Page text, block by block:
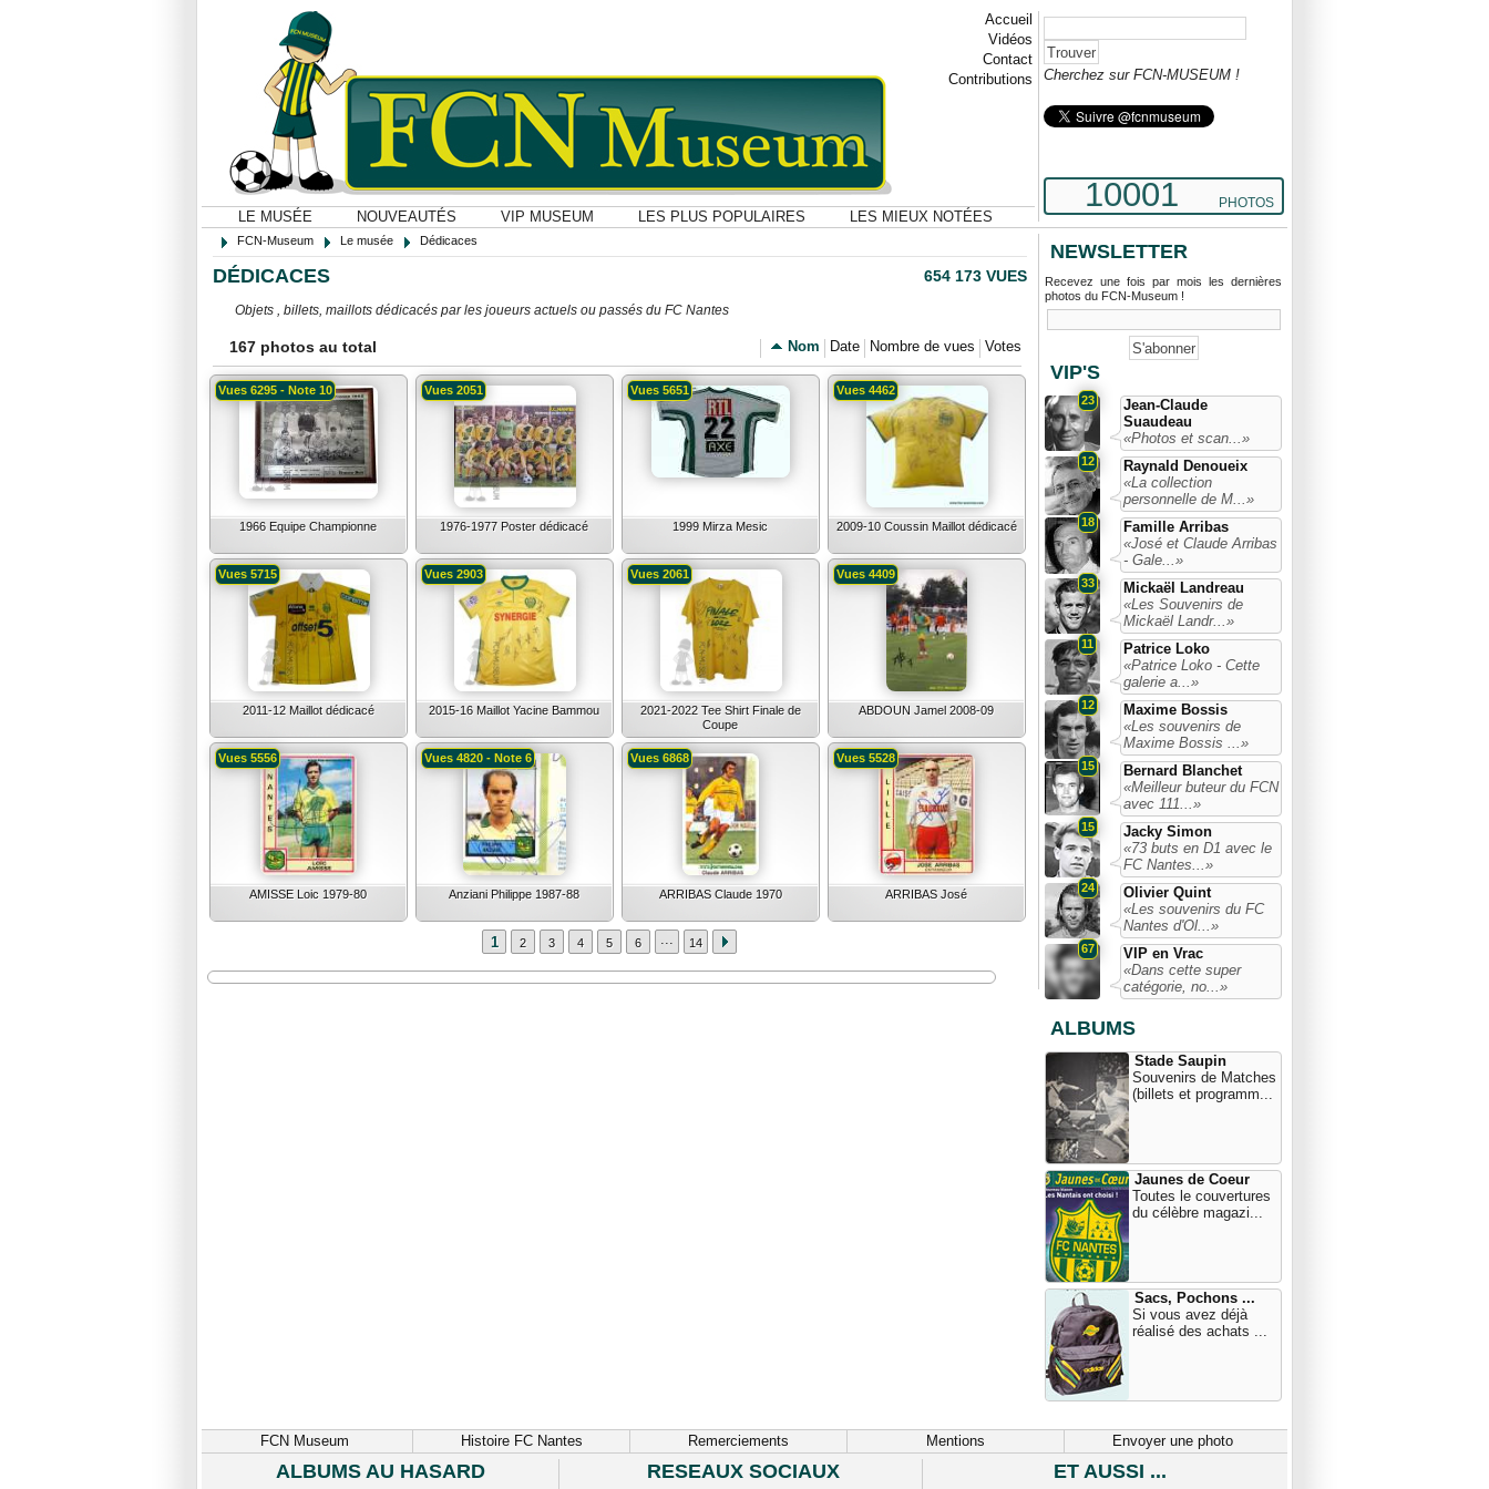
Accueil
Vidéos
Contact
Contributions
LE MUSÉE NOUVEAUTÉS VIP MUSEUM LES PLUS POPULAIRES LES MIEUX NOTÉES
Cherchez sur FCN-MUSEUM !
10001 PHOTOS
FCN-Museum Le musée Dédicaces
DÉDICACES 654 173 VUES
Objets , billets, maillots dédicacés par les joueurs actuels ou passés du FC Nantes
167 photos au total Votes
Nombre de vues
Date
Nom
1966 Equipe Championne
Vues 6295 - Note 10
1976-1977 Poster dédicacé
Vues 2051
1999 Mirza Mesic
Vues 5651
2009-10 Coussin Maillot dédicacé
Vues 4462
2011-12 Maillot dédicacé
Vues 5715
2015-16 Maillot Yacine Bammou
Vues 2903
2021-2022 Tee Shirt Finale de
Coupe
Vues 2061
ABDOUN Jamel 2008-09
Vues 4409
AMISSE Loic 1979-80
Vues 5556
Anziani Philippe 1987-88
Vues 4820 - Note 6
ARRIBAS Claude 1970
Vues 6868
ARRIBAS José
Vues 5528
1 2 3 4 5 6 ... 14
NEWSLETTER
Recevez une fois par mois les dernières
photos du FCN-Museum !
VIP'S
23
Jean-Claude
Suaudeau
«Photos et scan...»
12
Raynald Denoueix
«La collection
personnelle de M...»
18
Famille Arribas
«José et Claude Arribas
- Gale...»
33
Mickaël Landreau
«Les Souvenirs de
Mickaël Landr...»
11
Patrice Loko
«Patrice Loko - Cette
galerie a...»
12
Maxime Bossis
«Les souvenirs de
Maxime Bossis ...»
15
Bernard Blanchet
«Meilleur buteur du FCN
avec 111...»
15
Jacky Simon
«73 buts en D1 avec le
FC Nantes...»
24
Olivier Quint
«Les souvenirs du FC
Nantes d'Ol...»
67
VIP en Vrac
«Dans cette super
catégorie, no...»
ALBUMS
Stade Saupin
Souvenirs de Matches
(billets et programm...
Jaunes de Coeur
Toutes le couvertures
du célèbre magazi...
Sacs, Pochons ...
Si vous avez déjà
réalisé des achats ...
FCN Museum Histoire FC Nantes Remerciements Mentions Envoyer une photo
ALBUMS AU HASARD RESEAUX SOCIAUX ET AUSSI ...